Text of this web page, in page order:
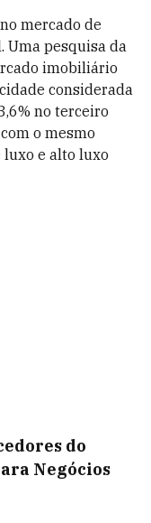
mercado de
Uma pesquisa da
imobiliário
considerada
no terceiro
o mesmo
luxo e alto luxo
do
Negócios